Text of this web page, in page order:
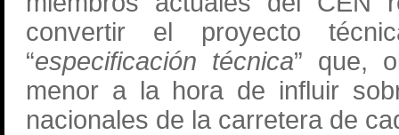
convertir el proyecto
“especificación técnica” que,
menor a la hora de influir
nacionales de la carretera de